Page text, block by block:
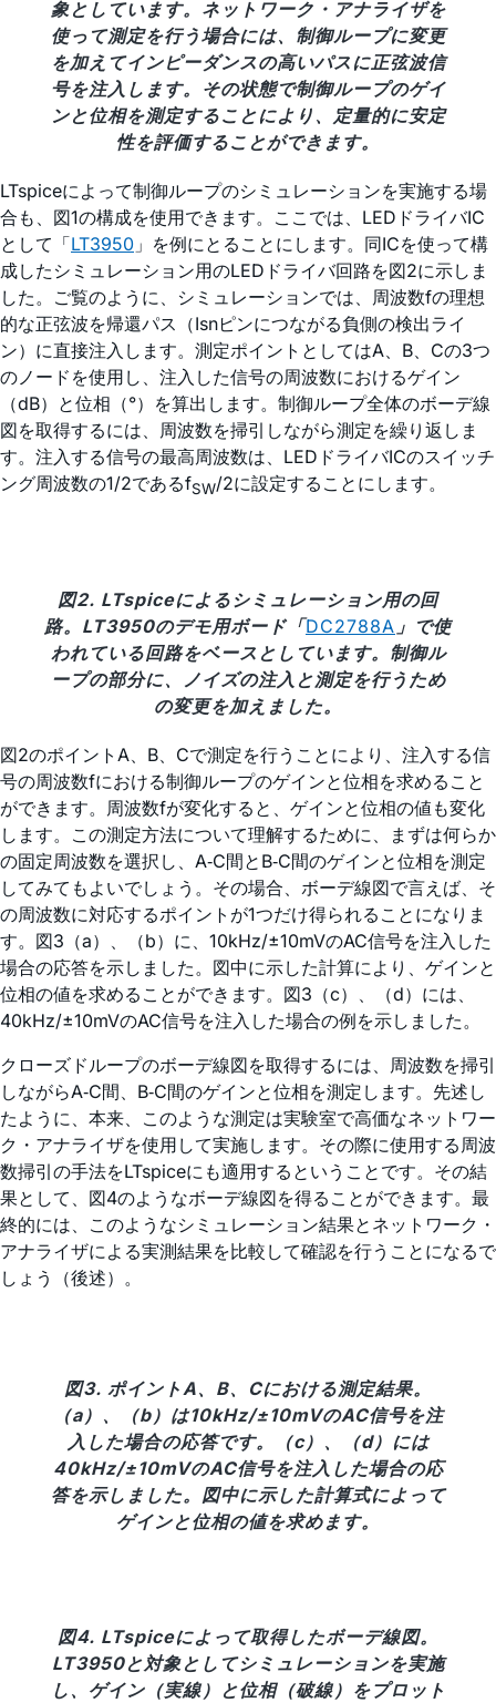
象としています。ネットワーク・アナライザを
使って測定を行う場合には、制御ループに変更
を加えてインピーダンスの高いパスに正弦波信
号を注入します。その状態で制御ループのゲイ
ンと位相を測定することにより、定量的に安定
性を評価することができます。
LTspiceによって制御ループのシミュレーションを実施する場
合も、図1の構成を使用できます。ここでは、LEDドライバIC
として「LT3950 」を例にとることにします。同ICを使って構
成したシミュレーション用のLEDドライバ回路を図2に示しま
した。ご覧のように、シミュレーションでは、周波数fの理想
的な正弦波を帰還パス（Isnピンにつながる負側の検出ライ
ン）に直接注入します。測定ポイントとしてはA、B、Cの3つ
のノードを使用し、注入した信号の周波数におけるゲイン
（dB）と位相（°）を算出します。制御ループ全体のボーデ線
図を取得するには、周波数を掃引しながら測定を繰り返しま
す。注入する信号の最高周波数は、LEDドライバICのスイッチ
ング周波数の1/2であるfSW/2に設定することにします。
図2. LTspiceによるシミュレーション用の回
路。LT3950のデモ用ボード「DC2788A 」で使
われている回路をベースとしています。制御ル
ープの部分に、ノイズの注入と測定を行うため
の変更を加えました。
図2のポイントA、B、Cで測定を行うことにより、注入する信
号の周波数fにおける制御ループのゲインと位相を求めること
ができます。周波数fが変化すると、ゲインと位相の値も変化
します。この測定方法について理解するために、まずは何らか
の固定周波数を選択し、A‐C間とB‐C間のゲインと位相を測定
してみてもよいでしょう。その場合、ボーデ線図で言えば、そ
の周波数に対応するポイントが1つだけ得られることになりま
す。図3（a）、（b）に、10kHz/±10mVのAC信号を注入した
場合の応答を示しました。図中に示した計算により、ゲインと
位相の値を求めることができます。図3（c）、（d）には、
40kHz/±10mVのAC信号を注入した場合の例を示しました。
クローズドループのボーデ線図を取得するには、周波数を掃引
しながらA‐C間、B‐C間のゲインと位相を測定します。先述し
たように、本来、このような測定は実験室で高価なネットワー
ク・アナライザを使用して実施します。その際に使用する周波
数掃引の手法をLTspiceにも適用するということです。その結
果として、図4のようなボーデ線図を得ることができます。最
終的には、このようなシミュレーション結果とネットワーク・
アナライザによる実測結果を比較して確認を行うことになるで
しょう（後述）。
図3. ポイントA、B、Cにおける測定結果。
（a）、（b）は10kHz/±10mVのAC信号を注
入した場合の応答です。（c）、（d）には
40kHz/±10mVのAC信号を注入した場合の応
答を示しました。図中に示した計算式によって
ゲインと位相の値を求めます。
図4. LTspiceによって取得したボーデ線図。
LT3950と対象としてシミュレーションを実施
し、ゲイン（実線）と位相（破線）をプロット